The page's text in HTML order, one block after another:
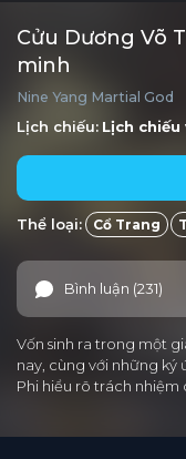
Cửu Dương Võ
minh
Nine Yang Martial God
Lịch chiếu: Lịch chiếu
Thể loại: Cổ Trang
Bình luận (231)
Vốn sinh ra trong một
nay, cùng với những
Phi hiểu rõ trách nhiệm